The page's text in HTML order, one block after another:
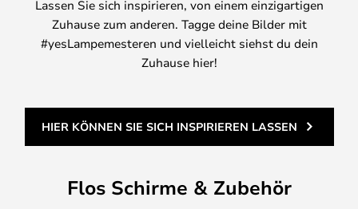
Lassen Sie sich inspirieren, von einem einzigartigen
Zuhause zum anderen. Tagge deine Bilder mit
#yesLampemesteren und vielleicht siehst du dein
Zuhause hier!
HIER KÖNNEN SIE SICH INSPIRIEREN LASSEN
Flos Schirme & Zubehör